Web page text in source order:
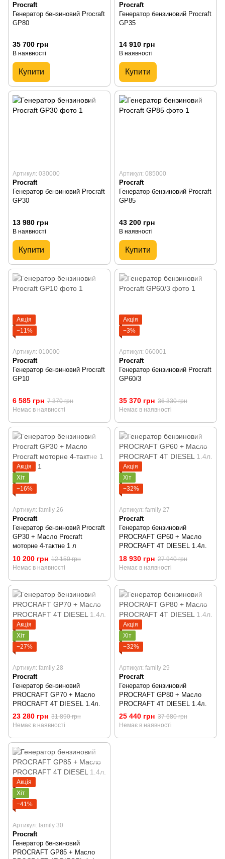
Procraft
Генератор бензиновий Procraft
GP80
35 700 грн
В наявності
Купити
Procraft
Генератор бензиновий Procraft
GP35
14 910 грн
В наявності
Купити
Артикул: 030000
Procraft
Генератор бензиновий Procraft
GP30
13 980 грн
В наявності
Купити
Артикул: 085000
Procraft
Генератор бензиновий Procraft
GP85
43 200 грн
В наявності
Купити
Акція
−11%
Артикул: 010000
Procraft
Генератор бензиновий Procraft
GP10
6 585 грн 7 370 грн
Немає в наявності
Акція
−3%
Артикул: 060001
Procraft
Генератор бензиновий Procraft
GP60/3
35 370 грн 36 330 грн
Немає в наявності
Акція
Хіт
−16%
Артикул: family 26
Procraft
Генератор бензиновий Procraft
GP30 + Масло Procraft
моторне 4-тактне 1 л
10 200 грн 12 150 грн
Немає в наявності
Акція
Хіт
−32%
Артикул: family 27
Procraft
Генератор бензиновий
PROCRAFT GP60 + Масло
PROCRAFT 4T DIESEL 1.4л.
18 930 грн 27 940 грн
Немає в наявності
Акція
Хіт
−27%
Артикул: family 28
Procraft
Генератор бензиновий
PROCRAFT GP70 + Масло
PROCRAFT 4T DIESEL 1.4л.
23 280 грн 31 890 грн
Немає в наявності
Акція
Хіт
−32%
Артикул: family 29
Procraft
Генератор бензиновий
PROCRAFT GP80 + Масло
PROCRAFT 4T DIESEL 1.4л.
25 440 грн 37 680 грн
Немає в наявності
Акція
Хіт
−41%
Артикул: family 30
Procraft
Генератор бензиновий
PROCRAFT GP85 + Масло